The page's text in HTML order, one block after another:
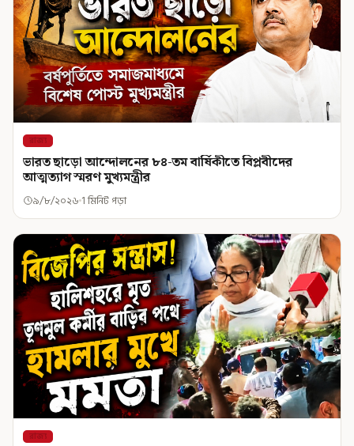
রাজ্য
ভারত ছাড়ো আন্দোলনের ৮৪-তম বার্ষিকীতে বিপ্লবীদের
আত্মত্যাগ স্মরণ মুখ্যমন্ত্রীর
৯/৮/২০২৬ 1 মিনিট পড়া
রাজ্য